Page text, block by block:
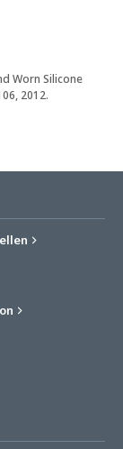
Worn Silicone
2012.